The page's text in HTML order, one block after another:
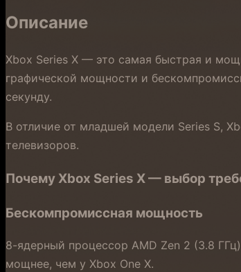
Описание
Xbox Series X — это самая быстрая и
графической мощности и
секунду.
В отличие от младшей модели Series S,
телевизоров.
Почему Xbox Series X — выбор
Бескомпромиссная мощность
8-ядерный процессор AMD Zen 2 (3.8
мощнее, чем у Xbox One X.